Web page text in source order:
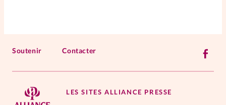
Soutenir Contacter
LES SITES ALLIANCE PRESSE